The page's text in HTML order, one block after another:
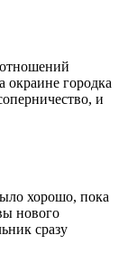
окраине городка
и
хорошо, пока
нового
сразу